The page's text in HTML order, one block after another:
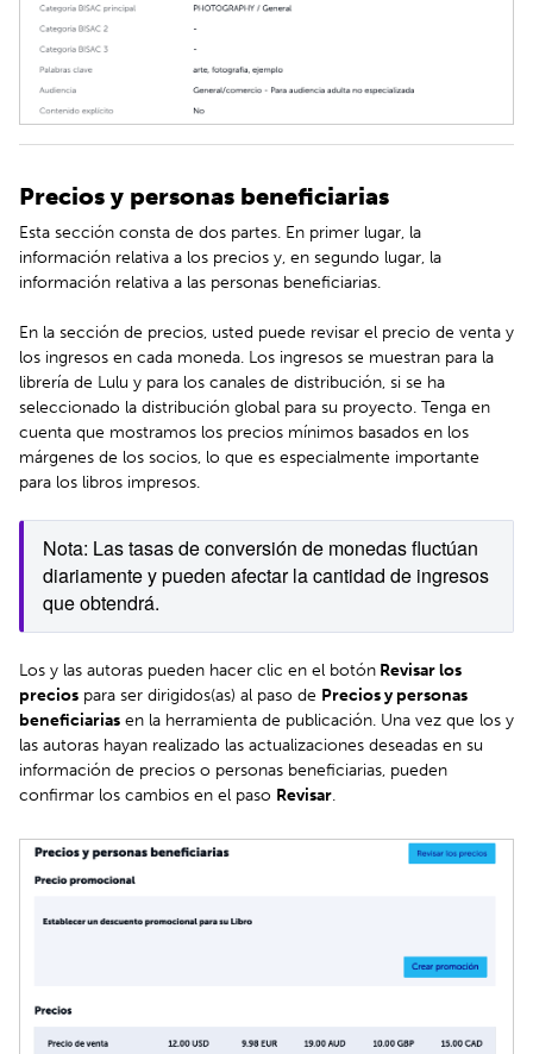
Precios y personas beneficiarias
Esta sección consta de dos partes. En primer lugar, la
información relativa a los precios y, en segundo lugar, la
información relativa a las personas beneficiarias.
En la sección de precios, usted puede revisar el precio de venta y
los ingresos en cada moneda. Los ingresos se muestran para la
librería de Lulu y para los canales de distribución, si se ha
seleccionado la distribución global para su proyecto. Tenga en
cuenta que mostramos los precios mínimos basados en los
márgenes de los socios, lo que es especialmente importante
para los libros impresos.
Nota: Las tasas de conversión de monedas fluctúan
diariamente y pueden afectar la cantidad de ingresos
que obtendrá.
Los y las autoras pueden hacer clic en el botón Revisar los
precios para ser dirigidos(as) al paso de Precios y personas
beneficiarias en la herramienta de publicación. Una vez que los y
las autoras hayan realizado las actualizaciones deseadas en su
información de precios o personas beneficiarias, pueden
confirmar los cambios en el paso Revisar.